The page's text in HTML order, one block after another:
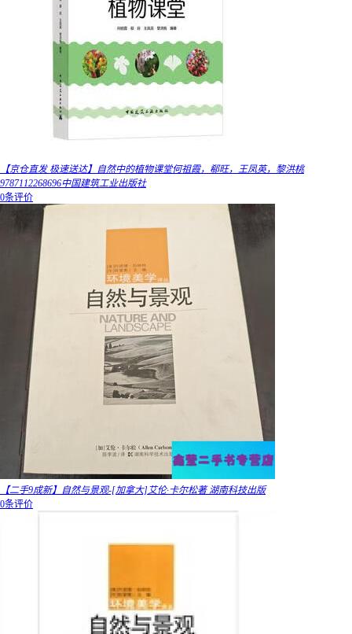
【京仓直发 极速送达】自然中的植物课堂何祖霞，郗旺，王凤英，黎洪桃
9787112268696中国建筑工业出版社
0条评价
【二手9成新】自然与景观-[加拿大]艾伦·卡尔松著 湖南科技出版
0条评价